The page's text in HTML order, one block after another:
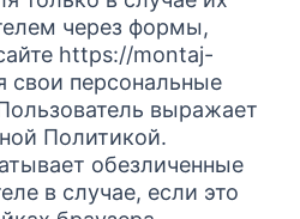
через формы,
https://montaj-
свои персональные
выражает
Политикой.
обезличенные
в случае, если это